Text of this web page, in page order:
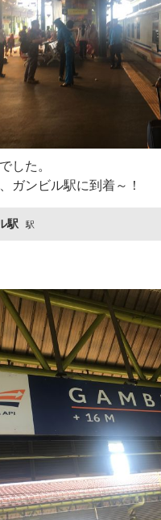
した。
ガンビル駅に到着～！
駅 駅